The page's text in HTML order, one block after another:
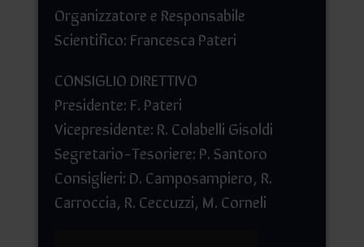
Organizzatore e Responsabile
Scientifico: Francesca Pateri
CONSIGLIO DIRETTIVO
Presidente: F. Pateri
Vicepresidente: R. Colabelli Gisoldi
Segretario-Tesoriere: P. Santoro
Consiglieri: D. Camposampiero, R.
Carroccia, R. Ceccuzzi, M. Corneli